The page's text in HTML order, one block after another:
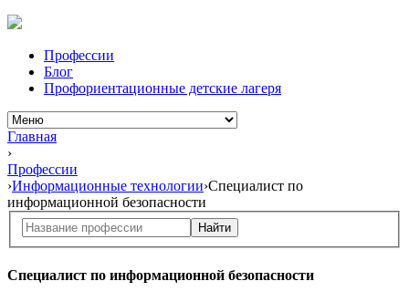
Профессии
Блог
Профориентационные детские лагеря
Главная
›
Профессии
›Информационные технологии›Специалист по
информационной безопасности
Найти
Специалист по информационной безопасности